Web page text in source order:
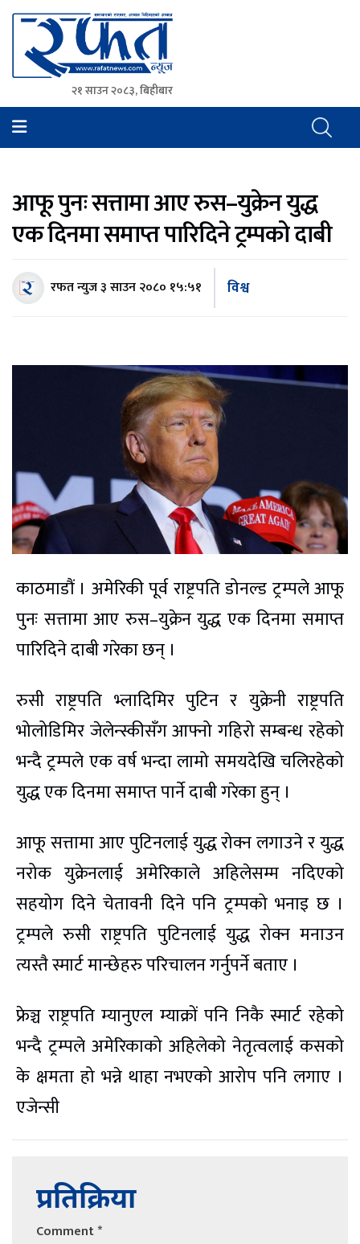
Rafat News
समाचारको रफ्तार, आवाज बिहिनहरुको आवाज
२१ साउन २०८३, बिहीबार
आफू पुनः सत्तामा आए रुस–युक्रेन युद्ध
एक दिनमा समाप्त पारिदिने ट्रम्पको दाबी
रफत न्युज३ साउन २०८० १५:५१ विश्व
काठमाडौं । अमेरिकी पूर्व राष्ट्रपति डोनल्ड ट्रम्पले आफू
पुनः सत्तामा आए रुस–युक्रेन युद्ध एक दिनमा समाप्त
पारिदिने दाबी गरेका छन् ।
रुसी राष्ट्रपति भ्लादिमिर पुटिन र युक्रेनी राष्ट्रपति
भोलोडिमिर जेलेन्स्कीसँग आफ्नो गहिरो सम्बन्ध रहेको
भन्दै ट्रम्पले एक वर्ष भन्दा लामो समयदेखि चलिरहेको
युद्ध एक दिनमा समाप्त पार्ने दाबी गरेका हुन् ।
आफू सत्तामा आए पुटिनलाई युद्ध रोक्न लगाउने र युद्ध
नरोक युक्रेनलाई अमेरिकाले अहिलेसम्म नदिएको
सहयोग दिने चेतावनी दिने पनि ट्रम्पको भनाइ छ ।
ट्रम्पले रुसी राष्ट्रपति पुटिनलाई युद्ध रोक्न मनाउन
त्यस्तै स्मार्ट मान्छेहरु परिचालन गर्नुपर्ने बताए ।
फ्रेञ्च राष्ट्रपति म्यानुएल म्याक्रों पनि निकै स्मार्ट रहेको
भन्दै ट्रम्पले अमेरिकाको अहिलेको नेतृत्वलाई कसको
के क्षमता हो भन्ने थाहा नभएको आरोप पनि लगाए ।
एजेन्सी
प्रतिक्रिया
Comment*